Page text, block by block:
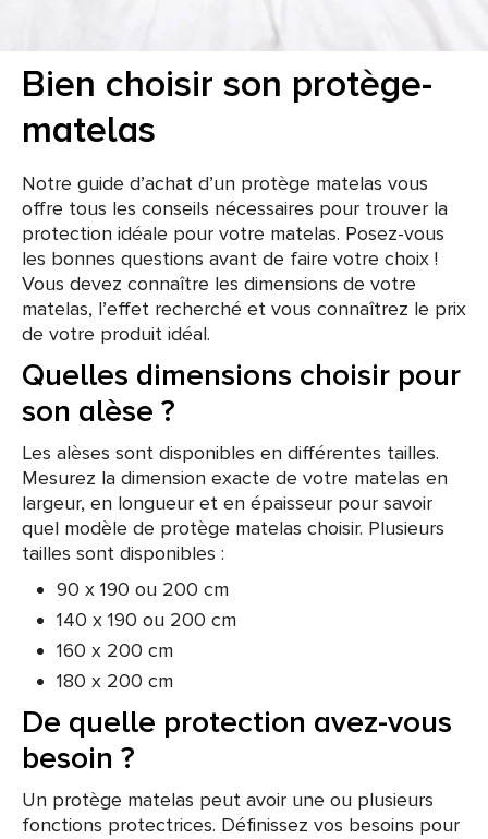
Bien choisir son protège-
matelas
Notre guide d’achat d’un protège matelas vous
offre tous les conseils nécessaires pour trouver la
protection idéale pour votre matelas. Posez-vous
les bonnes questions avant de faire votre choix !
Vous devez connaître les dimensions de votre
matelas, l’effet recherché et vous connaîtrez le prix
de votre produit idéal.
Quelles dimensions choisir pour
son alèse ?
Les alèses sont disponibles en différentes tailles.
Mesurez la dimension exacte de votre matelas en
largeur, en longueur et en épaisseur pour savoir
quel modèle de protège matelas choisir. Plusieurs
tailles sont disponibles :
90 x 190 ou 200 cm
140 x 190 ou 200 cm
160 x 200 cm
180 x 200 cm
De quelle protection avez-vous
besoin ?
Un protège matelas peut avoir une ou plusieurs
fonctions protectrices. Définissez vos besoins pour